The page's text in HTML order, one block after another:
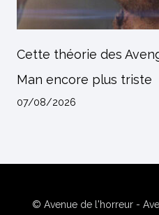
Cette théorie des
Man encore plus triste
07/08/2026
© Avenue de l'horreur -